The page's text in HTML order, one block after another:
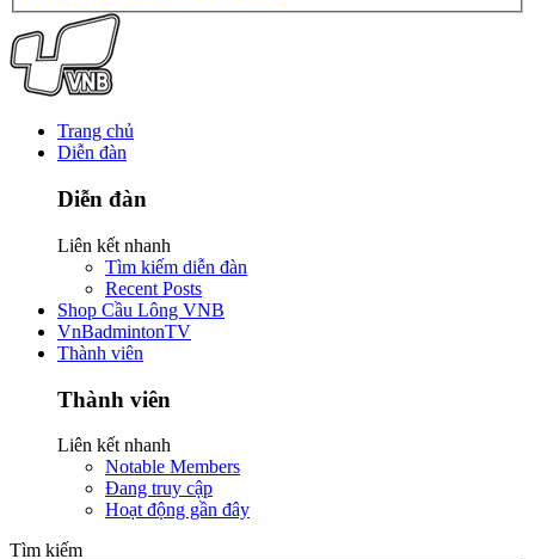
Trang chủ
Diễn đàn
Diễn đàn
Liên kết nhanh
Tìm kiếm diễn đàn
Recent Posts
Shop Cầu Lông VNB
VnBadmintonTV
Thành viên
Thành viên
Liên kết nhanh
Notable Members
Đang truy cập
Hoạt động gần đây
Tìm kiếm